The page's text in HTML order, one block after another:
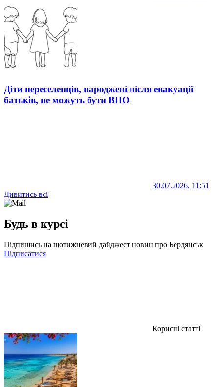
Діти переселенців, народжені після евакуації
батьків, не можуть бути ВПО
30.07.2026, 11:51
Дивитись всі
Будь в курсі
Підпишись на щотижневий дайджест новин про Бердянськ
Підписатися
Корисні статті